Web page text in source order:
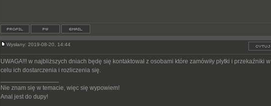
Wysłany: 2019-08-20, 14:44
UWAGA!!! w najbliższych dniach będę się kontaktował z osobami które zamówiły płytki i przekaźniki w
celu ich dostarczenia i rozliczenia się.
Nie znam się w temacie, więc się wypowiem!
Anal jest do dupy!